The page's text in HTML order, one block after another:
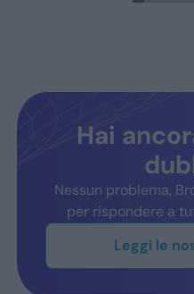
Hai
Nessun problema,
per rispondere a
Leggi le